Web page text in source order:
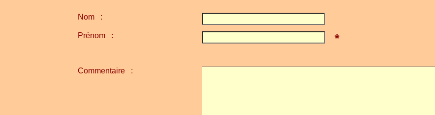
Nom :
Prénom : *
Commentaire :